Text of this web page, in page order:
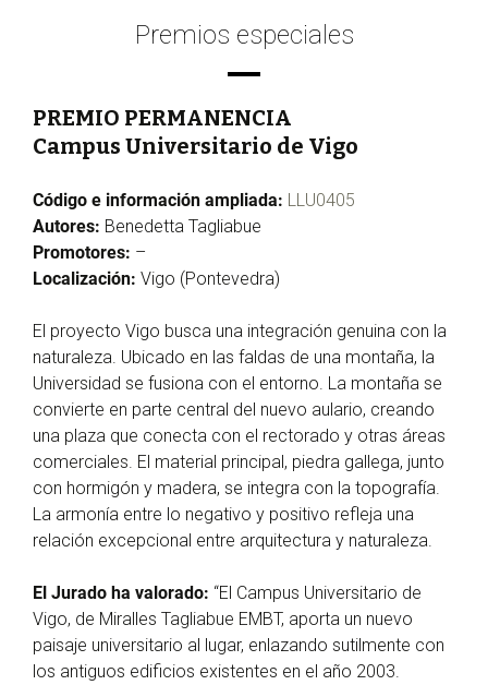
Premios especiales
PREMIO PERMANENCIA
Campus Universitario de Vigo
Código e información ampliada: LLU0405
Autores: Benedetta Tagliabue
Promotores: –
Localización: Vigo (Pontevedra)
El proyecto Vigo busca una integración genuina con la
naturaleza. Ubicado en las faldas de una montaña, la
Universidad se fusiona con el entorno. La montaña se
convierte en parte central del nuevo aulario, creando
una plaza que conecta con el rectorado y otras áreas
comerciales. El material principal, piedra gallega, junto
con hormigón y madera, se integra con la topografía.
La armonía entre lo negativo y positivo refleja una
relación excepcional entre arquitectura y naturaleza.
El Jurado ha valorado: “El Campus Universitario de
Vigo, de Miralles Tagliabue EMBT, aporta un nuevo
paisaje universitario al lugar, enlazando sutilmente con
los antiguos edificios existentes en el año 2003.